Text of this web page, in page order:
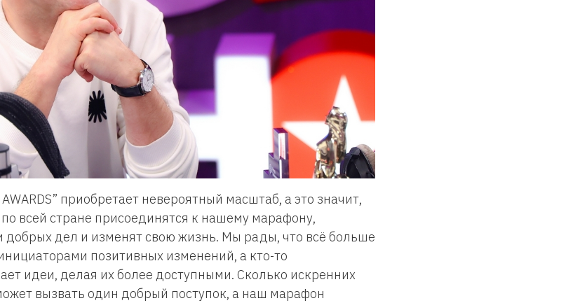
приобретает невероятный масштаб, а это значит,
всей стране присоединятся к нашему марафону,
добрых дел и изменят свою жизнь. Мы рады, что всё больше
позитивных изменений, а кто-то
идеи, делая их более доступными. Сколько искренних
вызвать один добрый поступок, а наш марафон